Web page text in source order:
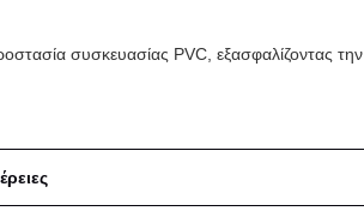
συσκευασίας PVC, εξασφαλίζοντας